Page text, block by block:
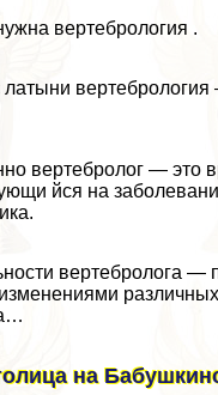
вертебрология .
вертебрология
вертебролог — это
йся на
вертебролога —
различных
на